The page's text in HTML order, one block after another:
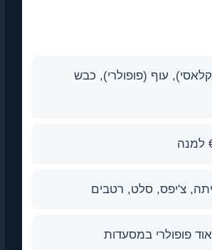
עוף (פופולרי), כבש
צ'יפס, סלט, רטבים
פופולרי במסעדות